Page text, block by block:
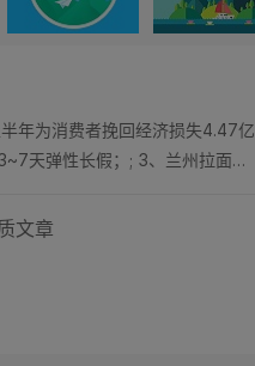
年为消费者挽回经济损失4.47亿
天弹性长假；; 3、兰州拉面或
文章